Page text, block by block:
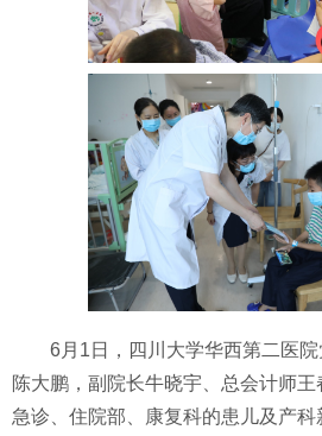
6月1日，四川大学华西第二医
陈大鹏，副院长牛晓宇、总会计师
急诊、住院部、康复科的患儿及产